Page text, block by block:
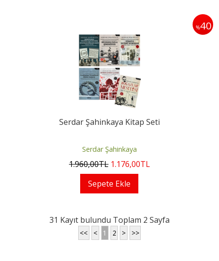
%40
Serdar Şahinkaya Kitap Seti
Serdar Şahinkaya
1.960,00TL 1.176,00TL
Sepete Ekle
31 Kayıt bulundu Toplam 2 Sayfa
<< < 1 2 > >>